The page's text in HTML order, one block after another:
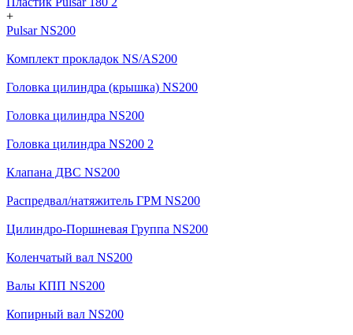
+
Pulsar NS200
Комплект прокладок NS/AS200
Головка цилиндра (крышка) NS200
Головка цилиндра NS200
Головка цилиндра NS200 2
Клапана ДВС NS200
Распредвал/натяжитель ГРМ NS200
Цилиндро-Поршневая Группа NS200
Коленчатый вал NS200
Валы КПП NS200
Копирный вал NS200